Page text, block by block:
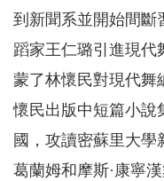
到新聞系並開始間斷
蹈家王仁璐引進現代
蒙了林懷民對現代舞
懷民出版中短篇小說
國，攻讀密蘇里大學
葛蘭姆和摩斯·康寧